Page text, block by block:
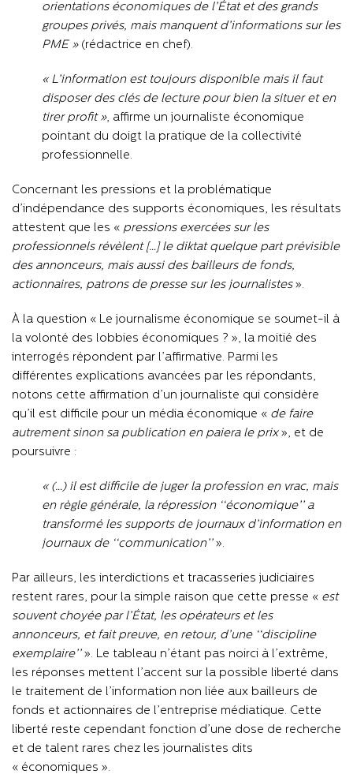
orientations économiques de l’État et des grands
groupes privés, mais manquent d’informations sur les
PME » (rédactrice en chef).
« L’information est toujours disponible mais il faut
disposer des clés de lecture pour bien la situer et en
tirer profit », affirme un journaliste économique
pointant du doigt la pratique de la collectivité
professionnelle.
Concernant les pressions et la problématique
d’indépendance des supports économiques, les résultats
attestent que les « pressions exercées sur les
professionnels révèlent […] le diktat quelque part prévisible
des annonceurs, mais aussi des bailleurs de fonds,
actionnaires, patrons de presse sur les journalistes».
À la question « Le journalisme économique se soumet-il à
la volonté des lobbies économiques ? », la moitié des
interrogés répondent par l’affirmative. Parmi les
différentes explications avancées par les répondants,
notons cette affirmation d’un journaliste qui considère
qu’il est difficile pour un média économique « de faire
autrement sinon sa publication en paiera le prix», et de
poursuivre :
« (…) il est difficile de juger la profession en vrac, mais
en règle générale, la répression ‘‘économique’’ a
transformé les supports de journaux d’information en
journaux de ‘‘communication’’».
Par ailleurs, les interdictions et tracasseries judiciaires
restent rares, pour la simple raison que cette presse « est
souvent choyée par l’État, les opérateurs et les
annonceurs, et fait preuve, en retour, d’une ‘‘discipline
exemplaire’’». Le tableau n’étant pas noirci à l’extrême,
les réponses mettent l’accent sur la possible liberté dans
le traitement de l’information non liée aux bailleurs de
fonds et actionnaires de l’entreprise médiatique. Cette
liberté reste cependant fonction d’une dose de recherche
et de talent rares chez les journalistes dits
« économiques ».